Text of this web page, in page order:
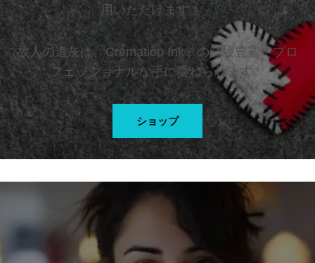
用いただけます。」
故人の遺灰は、Cremation Ink® の経験豊富でプロ
フェッショナルな手に委ねられます。
ショップ